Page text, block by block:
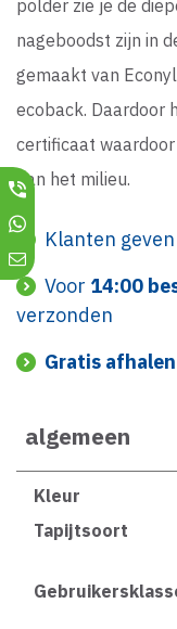
polder zie je de
nageboodst zijn in
gemaakt van
ecoback. Daardoor
certificaat
aan het milieu.
Klanten
Voor 14:00
verzonden
Gratis afhalen
algemeen
Kleur
Tapijtsoort